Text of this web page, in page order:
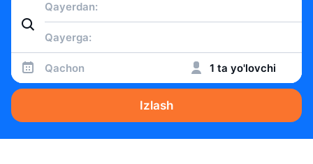
Qachon 1 ta yo'lovchi
Izlash